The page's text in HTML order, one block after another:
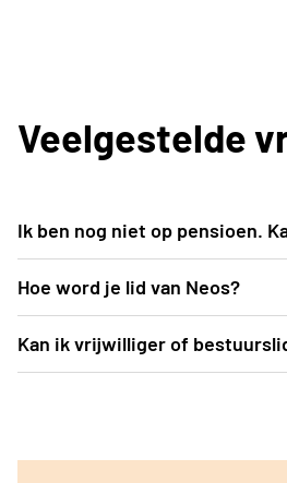
Veelgestelde
Ik ben nog niet op pensioen.
Iedere ondernemende,
overdag tijd kan vrij maken
te nemen, kan lid worden van
een afdeling in je buurt.
Hoe word je lid van Neos?
Lid worden van Neos doe je bij
Zoek via de knop 'Neos
Kan ik vrijwilliger of
werking kan dit via de